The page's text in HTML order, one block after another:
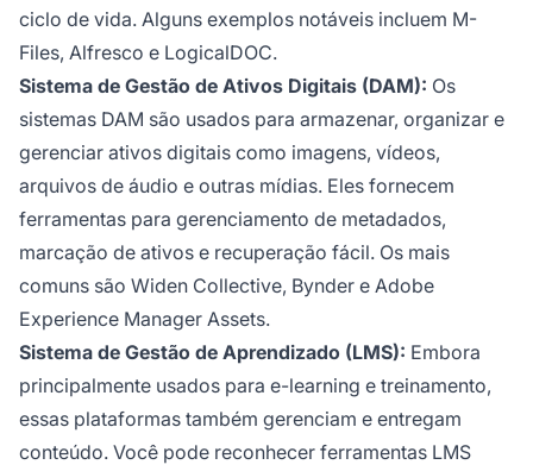
ciclo de vida. Alguns exemplos notáveis incluem M-
Files, Alfresco e LogicalDOC.
Sistema de Gestão de Ativos Digitais (DAM): Os
sistemas DAM são usados para armazenar, organizar e
gerenciar ativos digitais como imagens, vídeos,
arquivos de áudio e outras mídias. Eles fornecem
ferramentas para gerenciamento de metadados,
marcação de ativos e recuperação fácil. Os mais
comuns são Widen Collective, Bynder e Adobe
Experience Manager Assets.
Sistema de Gestão de Aprendizado (LMS): Embora
principalmente usados para e-learning e treinamento,
essas plataformas também gerenciam e entregam
conteúdo. Você pode reconhecer ferramentas LMS